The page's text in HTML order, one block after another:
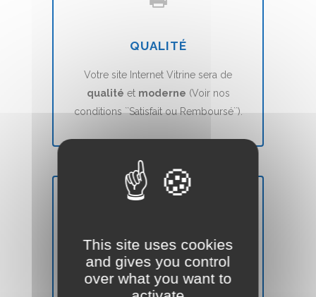
QUALITÉ
Votre site Internet Vitrine sera de
qualité et moderne (Voir nos
conditions ``Satisfait ou Remboursé``).
Votre site Web Vitrine sera mis en ligne
en7 jours(voir nos CGVs).
This site uses cookies
and gives you control
over what you want to